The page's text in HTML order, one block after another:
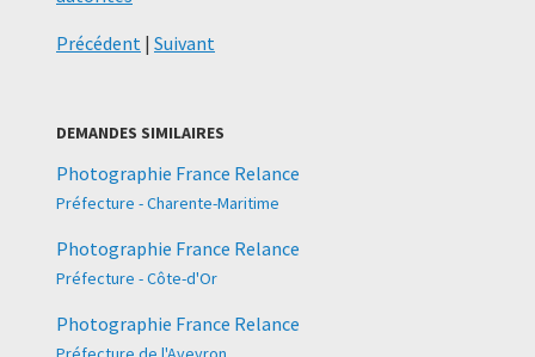
Précédent | Suivant
DEMANDES SIMILAIRES
Photographie France Relance
Préfecture - Charente-Maritime
Photographie France Relance
Préfecture - Côte-d'Or
Photographie France Relance